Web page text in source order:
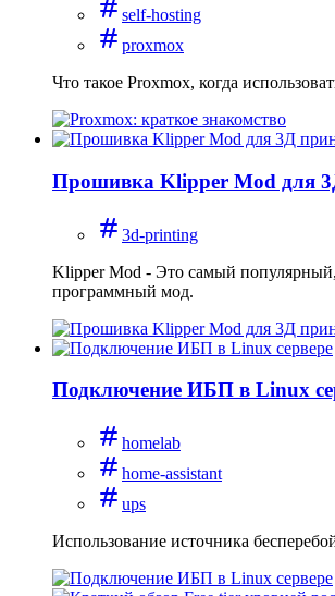
self-hosting
proxmox
Что такое Proxmox, когда
Прошивка Klipper Mod для
3d-printing
Klipper Mod - Это самый популярный,
программный мод.
Подключение ИБП в Linux
homelab
home-assistant
ups
Использование источника